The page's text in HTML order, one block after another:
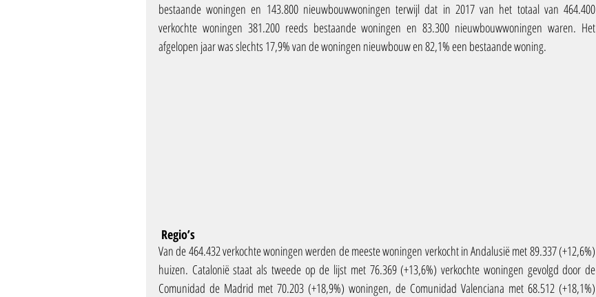
bestaande woningen en 143.800 nieuwbouwwoningen terwijl dat in 2017 van het totaal van 464.400
verkochte woningen 381.200 reeds bestaande woningen en 83.300 nieuwbouwwoningen waren. Het
afgelopen jaar was slechts 17,9% van de woningen nieuwbouw en 82,1% een bestaande woning.
Regio’s
Van de 464.432 verkochte woningen werden de meeste woningen verkocht in Andalusië met 89.337 (+12,6%)
huizen. Catalonië staat als tweede op de lijst met 76.369 (+13,6%) verkochte woningen gevolgd door de
Comunidad de Madrid met 70.203 (+18,9%) woningen, de Comunidad Valenciana met 68.512 (+18,1%)